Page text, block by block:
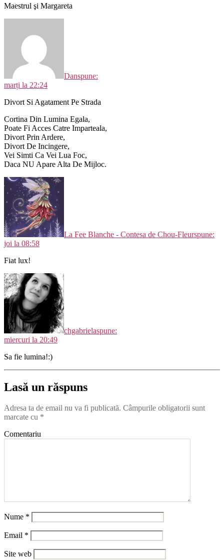
Maestrul şi Margareta
Danspune:
marți la 22:24
Divort Si Agatament Pe Strada
Cortina Din Lumina Egala,
Poate Fi Acces Catre Imparteala,
Divort Prin Ardere,
Divort De Incingere,
Vei Simti Ca Vei Lua Foc,
Daca NU Apare Alta De Mijloc.
La Fee Blanche - Contesa de Chou-Fleurspune:
joi la 08:58
Fiat lux!
chgabrielaspune:
miercuri la 20:49
Sa fie lumina!:)
Lasă un răspuns
Adresa ta de email nu va fi publicată. Câmpurile obligatorii sunt
marcate cu *
Comentariu
Nume *
Email *
Site web